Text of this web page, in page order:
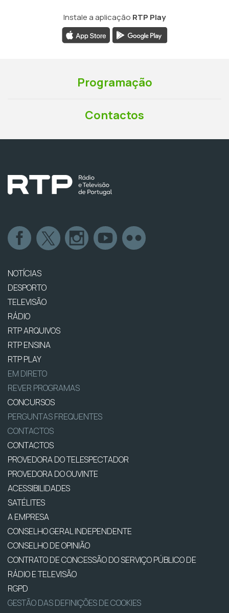
Instale a aplicação RTP Play
Programação
Contactos
NOTÍCIAS
DESPORTO
TELEVISÃO
RÁDIO
RTP ARQUIVOS
RTP ENSINA
RTP PLAY
EM DIRETO
REVER PROGRAMAS
CONCURSOS
PERGUNTAS FREQUENTES
CONTACTOS
CONTACTOS
PROVEDORA DO TELESPECTADOR
PROVEDORA DO OUVINTE
ACESSIBILIDADES
SATÉLITES
A EMPRESA
CONSELHO GERAL INDEPENDENTE
CONSELHO DE OPINIÃO
CONTRATO DE CONCESSÃO DO SERVIÇO PÚBLICO DE
RÁDIO E TELEVISÃO
RGPD
GESTÃO DAS DEFINIÇÕES DE COOKIES